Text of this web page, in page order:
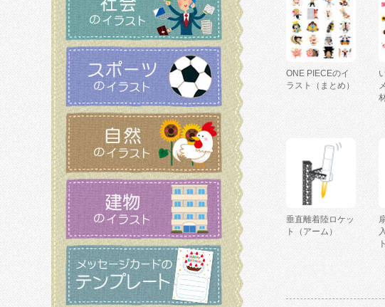
ONE PIECEのイ
ラスト（まとめ）
垂直離着陸ロケッ
ト（アーム）
ト